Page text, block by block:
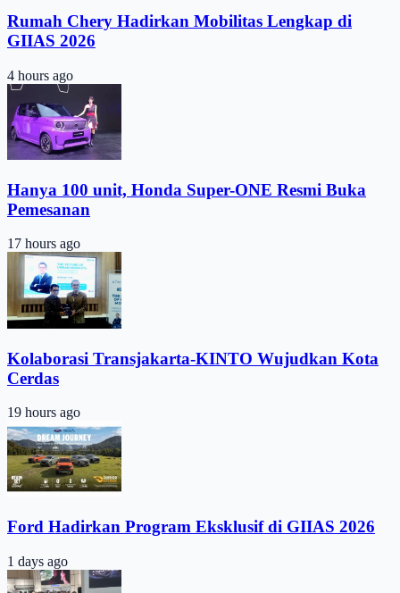
Rumah Chery Hadirkan Mobilitas Lengkap di
GIIAS 2026
4 hours ago
Hanya 100 unit, Honda Super-ONE Resmi Buka
Pemesanan
17 hours ago
Kolaborasi Transjakarta-KINTO Wujudkan Kota
Cerdas
19 hours ago
Ford Hadirkan Program Eksklusif di GIIAS 2026
1 days ago